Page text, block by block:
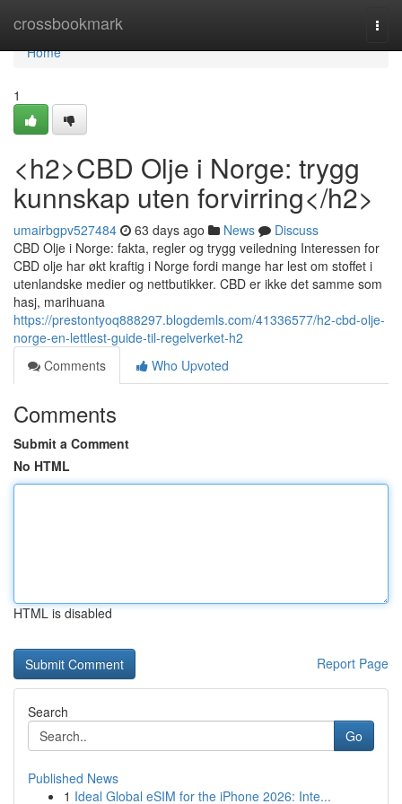
crossbookmark
Home
Home
1
<h2>CBD Olje i Norge: trygg
kunnskap uten forvirring</h2>
umairbgpv527484 63 days ago News
Discuss
CBD Olje i Norge: fakta, regler og trygg veiledning Interessen for
CBD olje har økt kraftig i Norge fordi mange har lest om stoffet i
utenlandske medier og nettbutikker. CBD er ikke det samme som
hasj, marihuana
https://prestontyoq888297.blogdemls.com/41336577/h2-cbd-olje-
norge-en-lettlest-guide-til-regelverket-h2
Comments
Who Upvoted
Comments
Submit a Comment
No HTML
HTML is disabled
Report Page
Search
Go
Published News
1 Ideal Global eSIM for the iPhone 2026: Inte...